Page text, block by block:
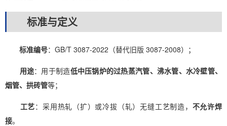
标准与定义
标准编号：GB/T 3087-2022（替代旧版 3087-2008）；
用途：用于制造低中压锅炉的过热蒸汽管、沸水管、水冷壁管、
烟管、拱砖管等；
工艺：采用热轧（扩）或冷拔（轧）无缝工艺制造， 不允许焊
接。